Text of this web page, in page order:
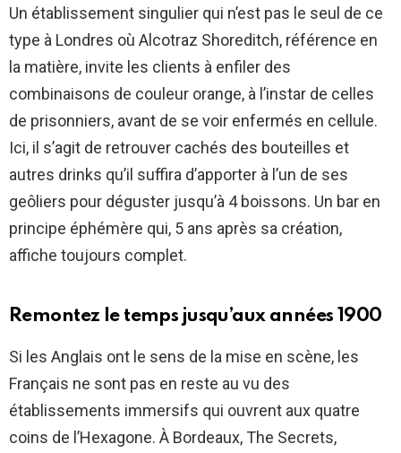
Un établissement singulier qui n’est pas le seul de ce
type à Londres où Alcotraz Shoreditch, référence en
la matière, invite les clients à enfiler des
combinaisons de couleur orange, à l’instar de celles
de prisonniers, avant de se voir enfermés en cellule.
Ici, il s’agit de retrouver cachés des bouteilles et
autres drinks qu’il suffira d’apporter à l’un de ses
geôliers pour déguster jusqu’à 4 boissons. Un bar en
principe éphémère qui, 5 ans après sa création,
affiche toujours complet.
Remontez le temps jusqu’aux années 1900
Si les Anglais ont le sens de la mise en scène, les
Français ne sont pas en reste au vu des
établissements immersifs qui ouvrent aux quatre
coins de l’Hexagone. À Bordeaux, The Secrets,